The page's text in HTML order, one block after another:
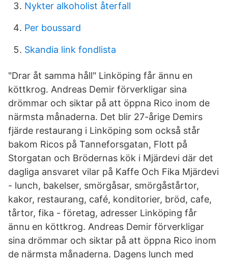
Nykter alkoholist återfall
Per boussard
Skandia link fondlista
"Drar åt samma håll" Linköping får ännu en
köttkrog. Andreas Demir förverkligar sina
drömmar och siktar på att öppna Rico inom de
närmsta månaderna. Det blir 27-årige Demirs
fjärde restaurang i Linköping som också står
bakom Ricos på Tanneforsgatan, Flott på
Storgatan och Brödernas kök i Mjärdevi där det
dagliga ansvaret vilar på Kaffe Och Fika Mjärdevi
- lunch, bakelser, smörgåsar, smörgåstårtor,
kakor, restaurang, café, konditorier, bröd, cafe,
tårtor, fika - företag, adresser Linköping får
ännu en köttkrog. Andreas Demir förverkligar
sina drömmar och siktar på att öppna Rico inom
de närmsta månaderna. Dagens lunch med